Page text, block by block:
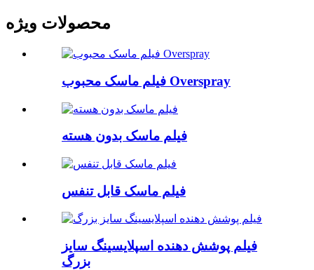
محصولات ویژه
فیلم ماسک محبوب Overspray
فیلم ماسک بدون هسته
فیلم ماسک قابل تنفس
فیلم پوشش دهنده اسپلایسینگ سایز
بزرگ